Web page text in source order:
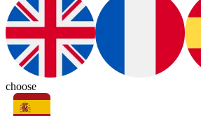
choose